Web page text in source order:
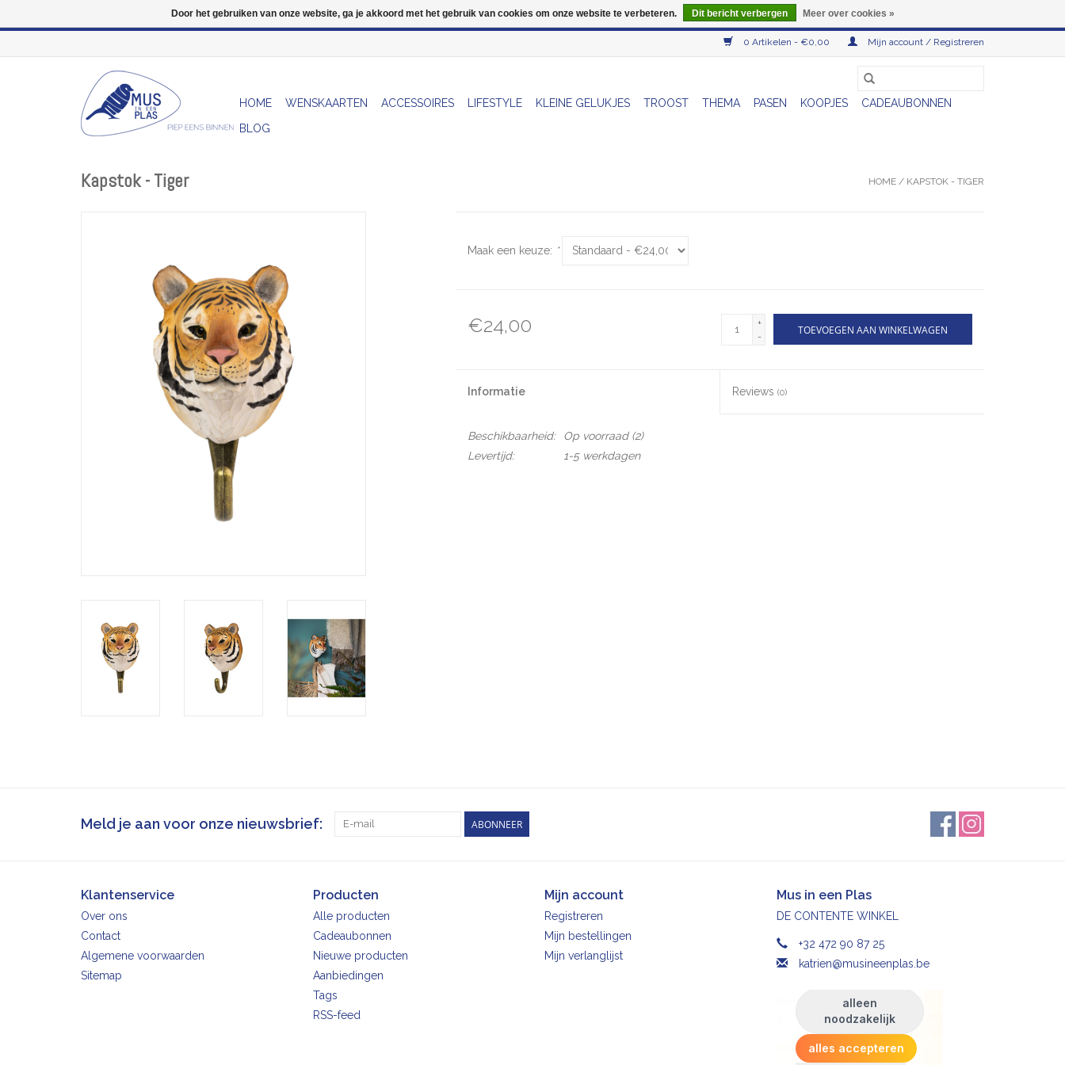
0 Artikelen - €0,00 Mijn account / Registreren
HOME WENSKAARTEN ACCESSOIRES LIFESTYLE KLEINE GELUKJES TROOST THEMA PASEN KOOPJES
CADEAUBONNEN
BLOG
Kapstok - Tiger HOME / KAPSTOK - TIGER
Maak een keuze: *
€24,00
+
-
TOEVOEGEN AAN WINKELWAGEN
Informatie Reviews(0)
Beschikbaarheid: Op voorraad(2)
Levertijd:
1-5 werkdagen
Meld je aan voor onze nieuwsbrief: ABONNEER
Klantenservice
Over ons
Contact
Algemene voorwaarden
Sitemap
Producten
Alle producten
Cadeaubonnen
Nieuwe producten
Aanbiedingen
Tags
RSS-feed
Mijn account
Registreren
Mijn bestellingen
Mijn verlanglijst
Mus in een Plas
DE CONTENTE WINKEL
+32 472 90 87 25
katrien@musineenplas.be
Door het gebruiken van onze website, ga je akkoord met het gebruik van cookies om onze website te verbeteren. Dit bericht verbergen Meer over cookies »
Wij zijn uitzonderlijk gesloten op Do 13/08